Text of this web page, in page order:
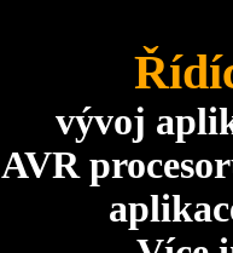
vývoj
AVR